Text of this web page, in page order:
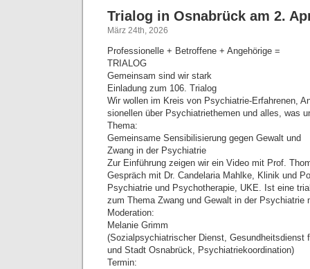
Trialog in Osnabrück am 2.
März 24th, 2026
Professionelle + Betroffene + Angehörige =
TRIALOG
Gemeinsam sind wir stark
Einladung zum 106. Trialog
Wir wollen im Kreis von Psychiatrie-Erfahrenen,
sionellen über Psychiatriethemen und alles, was
Thema:
Gemeinsame Sensibilisierung gegen Gewalt und
Zwang in der Psychiatrie
Zur Einführung zeigen wir ein Video mit Prof.
Gespräch mit Dr. Candelaria Mahlke, Klinik und
Psychiatrie und Psychotherapie, UKE. Ist eine
zum Thema Zwang und Gewalt in der Psychiatrie
Moderation:
Melanie Grimm
(Sozialpsychiatrischer Dienst, Gesundheitsdienst
und Stadt Osnabrück, Psychiatriekoordination)
Termin: